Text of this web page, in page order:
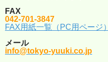
FAX
042-701-3847
FAX用紙一覧（PC用ページ）
メール
info@tokyo-yuuki.co.jp